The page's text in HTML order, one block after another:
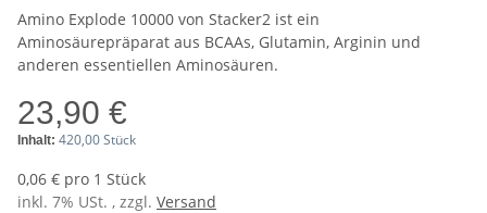
Amino Explode 10000 von Stacker2 ist ein
Aminosäurepräparat aus BCAAs, Glutamin, Arginin und
anderen essentiellen Aminosäuren.
23,90 €
Inhalt: 420,00 Stück
0,06 € pro 1 Stück
inkl. 7% USt. , zzgl. Versand